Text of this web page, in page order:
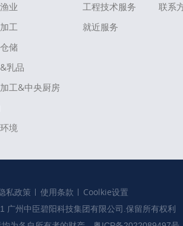
业
工
储
乳品
工&中央厨房
境
工程技术服务
就近服务
联系
私政策 使用条款 Coolkie设置
广州中臣碧阳科技集团有限公司.保留所有权利